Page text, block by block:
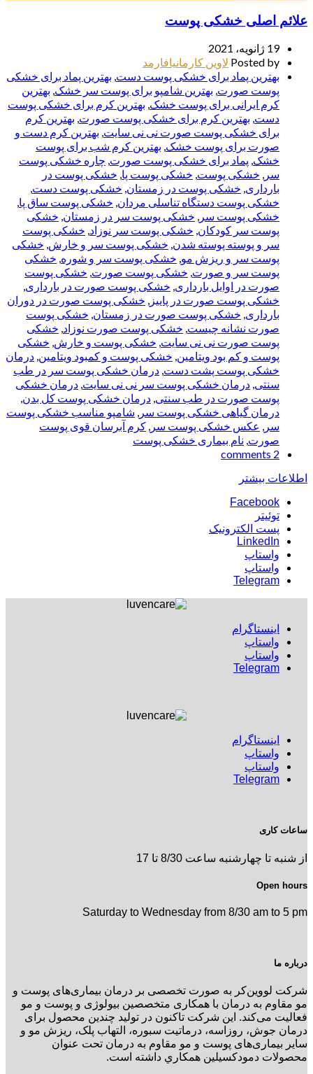
علائم اصلی خشکی پوست
19 ژانویه، 2021
Posted by لاوین کارمانیافارمد
بهترین پماد برای خشکی پوست دست, بهترین پماد برای خشکی
پوست صورت, بهترین شامپو برای پوست سر خشک, بهترین
کرم ایرانی برای پوست خشک, بهترین کرم برای خشکی پوست
دست, بهترین کرم برای خشکی پوست صورت, بهترین کرم
برای خشکی پوست صورت نی نی سایت, بهترین کرم دست و
صورت برای پوست خشک, بهترین کرم شب برای پوست
خشک, پماد برای خشکی پوست صورت, چاره خشکی پوست
سر , خشکی پوست, خشکی پوست پا, خشکی پوست در
بارداری, خشکی پوست در زمستان, خشکی پوست دست,
خشکی پوست دستگاه تناسلی مردان, خشکی پوست ساق پا,
خشکی پوست سر , خشکی پوست سر در زمستان, خشکی
پوست سر کودکان, خشکی پوست سر نوزاد, خشکی پوست
سر و پوسته پوسته شدن, خشکی پوست سر و خارش, خشکی
پوست سر و ریزش مو, خشکی پوست سر و شوره, خشکی
پوست سر و صورت, خشکی پوست صورت, خشکی پوست
صورت در اوایل بارداری, خشکی پوست صورت در بارداری,
خشکی پوست صورت در پاییز , خشکی پوست صورت در دوران
بارداری, خشکی پوست صورت در زمستان, خشکی پوست
صورت نشانه چیست, خشکی پوست صورت نوزاد, خشکی
پوست صورت نی نی سایت, خشکی پوست و خارش, خشکی
پوست و کم بود ویتامین, خشکی پوست و کمبود ویتامین, درمان
خشکی پوست پشت دست, درمان خشکی پوست سر در طب
سنتی, درمان خشکی پوست سر نی نی سایت, درمان خشکی
پوست صورت در طب سنتی, درمان خشکی پوست کل بدن,
درمان گیاهی خشکی پوست سر , شامپو مناسب خشکی پوست
سر , عکس خشکی پوست سر , کرم آبرسان قوی پوست
صورت, نام بیماری خشکی پوست
2 comments
اطلاعات بیشتر
Facebook
توئیتر
پست الکترونیک
LinkedIn
واستاپ
واستاپ
Telegram
اينستاگرام
واستاپ
واستاپ
Telegram
اينستاگرام
واستاپ
واستاپ
Telegram
ساعات کاری
از شنبه تا چهارشنبه ساعت 8/30 تا 17
Open hours
Saturday to Wednesday from 8/30 am to 5 pm
درباره ما
شرکت لووین‌کر به صورت تخصصی بر درمان بیماری‌های پوست و
مو مقاوم به درمان با همکاری متخصصین بیولوژی و پوست و مو
فعالیت می‌کند. این شرکت تاکنون در توليد چندین محصول برای
درمان جوش، روزاسه، درماتيت سبوره، التهاب پلک، ریزش مو و
سایر بیماری‌های پوست و مو مقاوم به درمان تحت عنوان
محصولات دمودکسیلین همكاري داشته است.